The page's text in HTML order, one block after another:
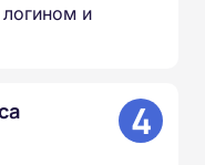
логином и
4